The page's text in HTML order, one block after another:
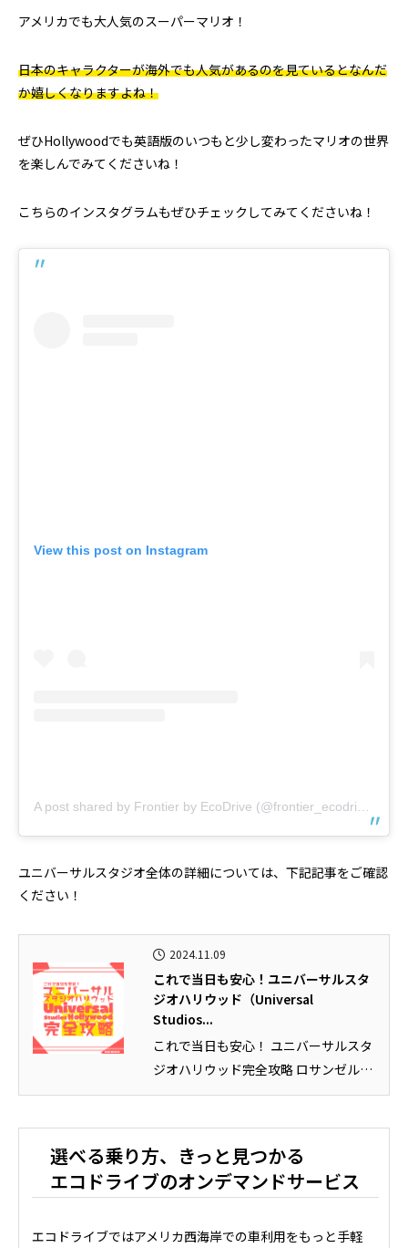
アメリカでも大人気のスーパーマリオ！
日本のキャラクターが海外でも人気があるのを見ているとなんだ
か嬉しくなりますよね！
ぜひHollywoodでも英語版のいつもと少し変わったマリオの世界
を楽しんでみてくださいね！
こちらのインスタグラムもぜひチェックしてみてくださいね！
View this post on Instagram
ユニバーサルスタジオ全体の詳細については、下記記事をご確認
ください！
2024.11.09
これで当日も安心！ユニバーサルスタ
ジオハリウッド（Universal
Studios...
これで当日も安心！ ユニバーサルスタ
ジオハリウッド完全攻略 ロサンゼルス
旅行の際に絶対に行っておきた...
選べる乗り方、きっと見つかる
エコドライブのオンデマンドサービス
エコドライブではアメリカ西海岸での車利用をもっと手軽